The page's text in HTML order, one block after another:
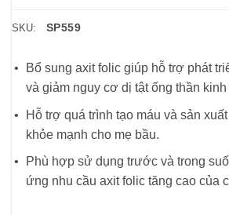
SKU: SP559
Bổ sung axit folic giúp hỗ trợ phát
và giảm nguy cơ dị tật ống thần
Hỗ trợ quá trình tạo máu và sản
khỏe mạnh cho mẹ bầu.
Phù hợp sử dụng trước và trong
ứng nhu cầu axit folic tăng cao của